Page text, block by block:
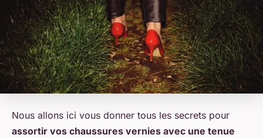
Nous allons ici vous donner tous les secrets pour
assortir vos chaussures vernies avec une tenue